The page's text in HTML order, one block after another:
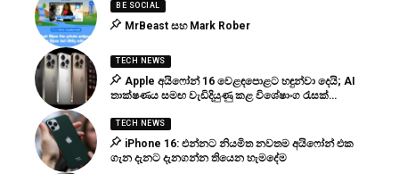
BE SOCIAL
MrBeast සහ Mark Rober
TECH NEWS
Apple අයිෆෝන් 16 වෙළඳපොළට හඳුන්වා දෙයි; AI
තාක්ෂණය සමඟ වැඩිදියුණු කළ විශේෂාංග රැසක්…
TECH NEWS
iPhone 16: එන්නට නියමිත නවතම අයිෆෝන් එක
ගැන දැනට දැනගන්න තියෙන හැමදේම